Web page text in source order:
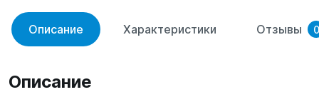
Описание Характеристики Отзывы 0
Описание